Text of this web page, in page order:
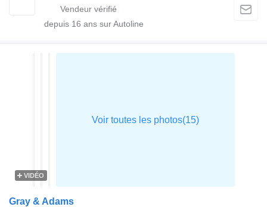
depuis 16 ans sur Autoline
VIDÉO
Gray & Adams